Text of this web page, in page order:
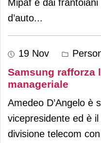
Mipaf e dai
d’auto...
19 Nov
Samsung rafforza
manageriale
Amedeo D’Angelo è
vicepresidente ed è
divisione telecom